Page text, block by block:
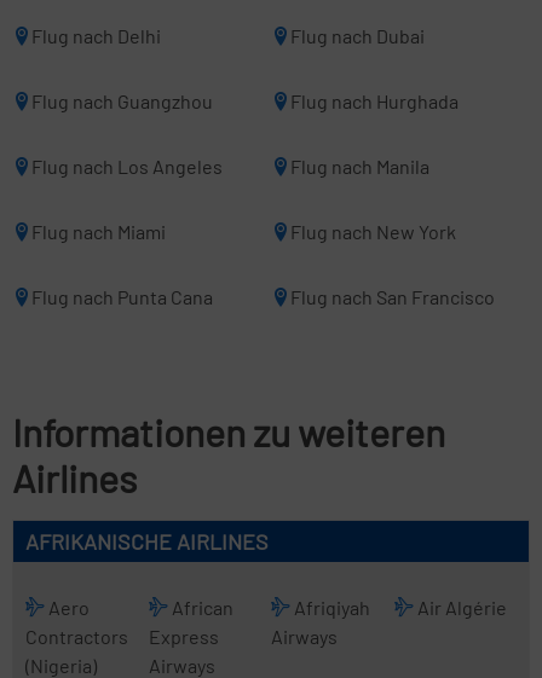
Flug nach Delhi Flug nach Dubai
Flug nach Guangzhou Flug nach Hurghada
Flug nach Los Angeles Flug nach Manila
Flug nach Miami Flug nach New York
Flug nach Punta Cana Flug nach San Francisco
Informationen zu weiteren
Airlines
AFRIKANISCHE AIRLINES
Aero
Contractors
(Nigeria)
African
Express
Airways
Afriqiyah
Airways
Air Algérie